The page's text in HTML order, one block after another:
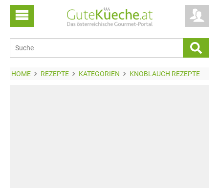
HOME REZEPTE KATEGORIEN KNOBLAUCH REZEPTE